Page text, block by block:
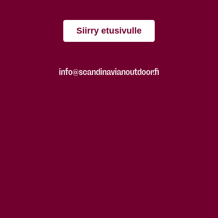
Siirry etusivulle
info@scandinavianoutdoor.fi